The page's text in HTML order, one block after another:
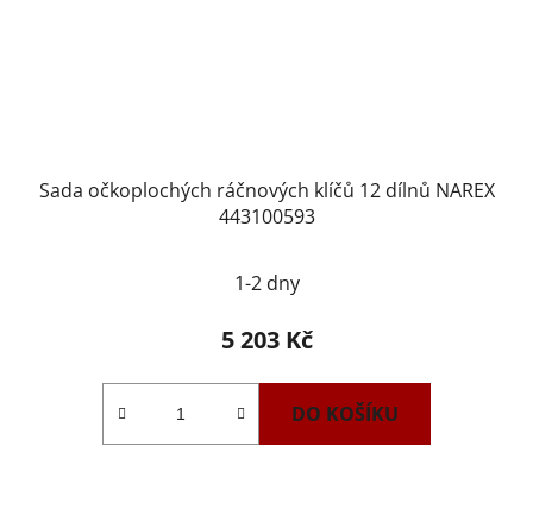
Sada očkoplochých ráčnových klíčů 12 dílnů NAREX
443100593
1-2 dny
5 203 Kč
DO KOŠÍKU